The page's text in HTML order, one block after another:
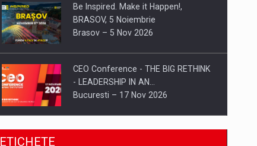
Be Inspired. Make it Happen!,
BRASOV, 5 Noiembrie
Brasov – 5 Nov 2026
CEO Conference - THE BIG RETHINK
- LEADERSHIP IN AN…
Bucuresti – 17 Nov 2026
Be Inspired. Make it Happen!, CLUJ, 9
ETICHETE